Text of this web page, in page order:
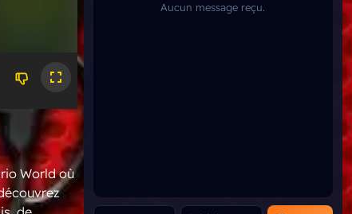
World où
Aucun message reçu.